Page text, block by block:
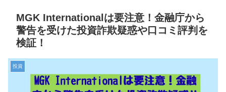
MGK Internationalは要注意！金融庁から
警告を受けた投資詐欺疑惑や口コミ評判を
検証！
投資